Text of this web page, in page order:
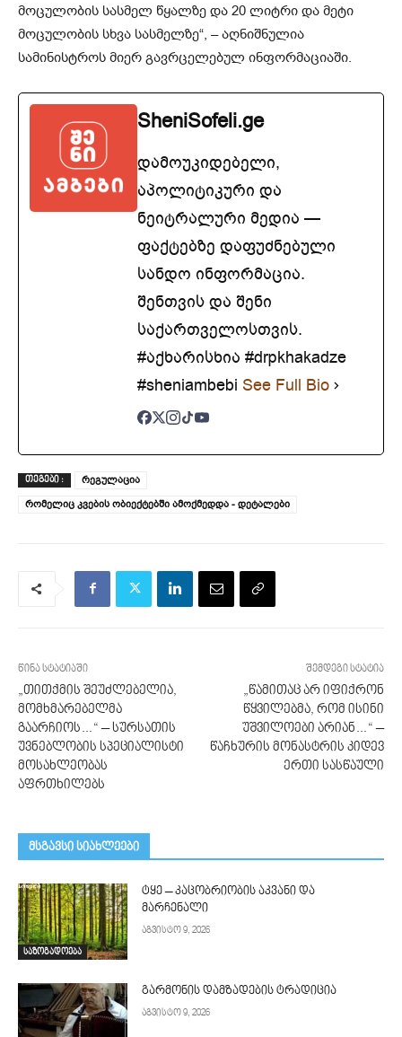
მოცულობის სასმელ წყალზე და 20 ლიტრი და მეტი
მოცულობის სხვა სასმელზე“, – აღნიშნულია
სამინისტროს მიერ გავრცელებულ ინფორმაციაში.
SheniSofeli.ge
დამოუკიდებელი,
აპოლიტიკური და
ნეიტრალური მედია —
ფაქტებზე დაფუძნებული
სანდო ინფორმაცია.
შენთვის და შენი
საქართველოსთვის.
#აქხარისხია #drpkhakadze
#sheniambebi See Full Bio
ᲗᲔᲒᲔᲑᲘ :
რეგულაცია
რომელიც კვების ობიექტებში ამოქმედდა - დეტალები
წინა სტატიაში
„თითქმის შეუძლებელია,
მომხმარებელმა
გაარჩიოს…“ – სურსათის
უვნებლობის სპეციალისტი
მოსახლეობას
აფრთხილებს
შემდეგი სტატია
„წამითაც არ იფიქრონ
წყვილებმა, რომ ისინი
უშვილოები არიან…“ –
წაჩხურის მონასტრის კიდევ
ერთი სასწაული
მსგავსი სიახლეები
საზოგადოება
ტყე – კაცობრიობის აკვანი და
მარჩენალი
აგვისტო 9, 2026
გარმონის დამზადების ტრადიცია
აგვისტო 9, 2026